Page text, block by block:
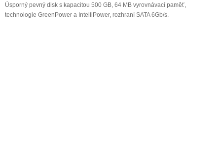
Úsporný pevný disk s kapacitou 500 GB, 64 MB vyrovnávací paměť,
technologie GreenPower a IntelliPower, rozhraní SATA 6Gb/s.